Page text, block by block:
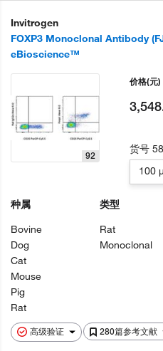
Invitrogen
FOXP3 Monoclonal Antibody
eBioscience™
高级验证 280篇参考文献
92
种属
Bovine
Dog
Cat
Mouse
Pig
Rat
类型
Rat
Monoclonal
价格(元)
货号
100